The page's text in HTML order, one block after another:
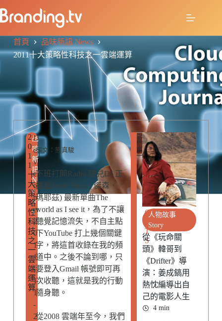
首頁
品味新訊 News
2011十大策略性科技之一雲端運算
品
味
新
訊
N
e
w
s
2
0
1
1
十
大
策
略
性
科
技
之
一
雲
端
運
算
D
e
v
el
o
p
er
2
0
1
1
-
1
1
-
2
撰文：熊真駿
下班打開Radio 聽見DJ 正
播放Jason Mraz ( 傑森．
瑪耶茲) 最新單曲The
world as I see it，為了不讓
聽覺記憶流失，不自主點
下YouTube 打上幾個關鍵
字，將這首收錄在我的頻
道中。之後不論到哪，只
要登入Gmail 帳號即可再
次收聽，這就是我的行動
隨身聽。
從2008 雲端年至今，我們
雲
端
R
E
L
A
T
E
D
P
O
S
T
S
人物故事
Story
從《玩命關
頭》韓哥到
《Drifter》導
演：姜成鎬用
熱忱編導出自
己的電影人生
4 min